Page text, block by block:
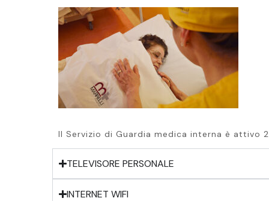
Il Servizio di Guardia medica interna è attivo
TELEVISORE PERSONALE
INTERNET WIFI